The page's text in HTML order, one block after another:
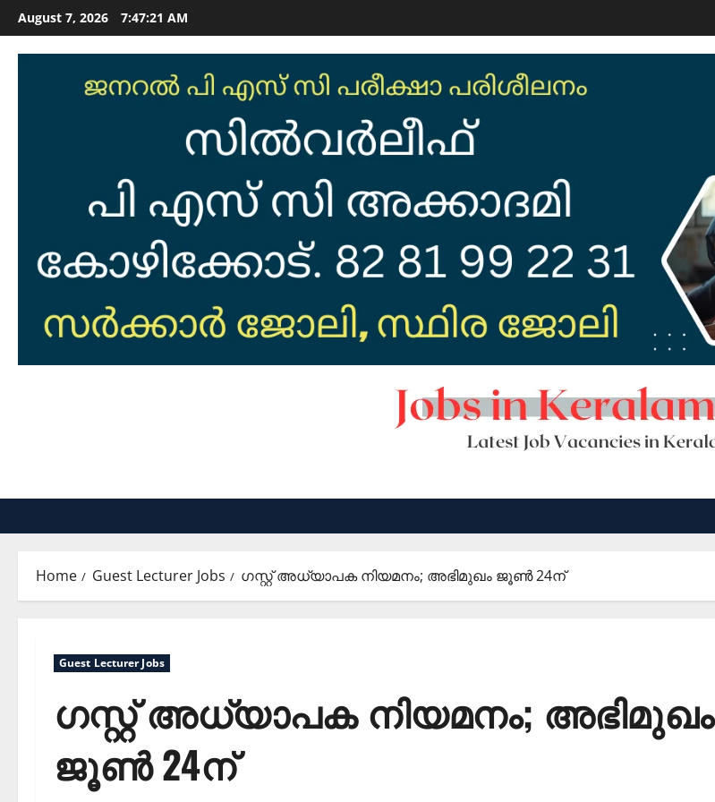
Skip
to
content
August 7, 2026 7:47:22 AM
Home Guest Lecturer Jobs ഗസ്റ്റ് അധ്യാപക നിയമനം; അഭിമുഖം ജൂണ്‍ 24ന്
Guest Lecturer Jobs
ഗസ്റ്റ് അധ്യാപക നിയമനം; അഭിമുഖം
ജൂണ്‍ 24ന്